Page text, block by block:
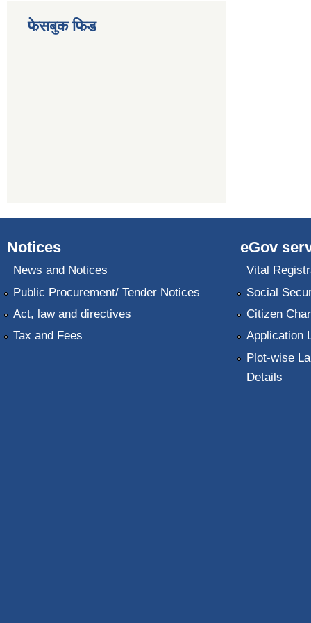
फेसबुक फिड
Notices
News and Notices
Public Procurement/ Tender Notices
Act, law and directives
Tax and Fees
eGov
Vital
Social
Citizen
Application
Plot-wise
Details